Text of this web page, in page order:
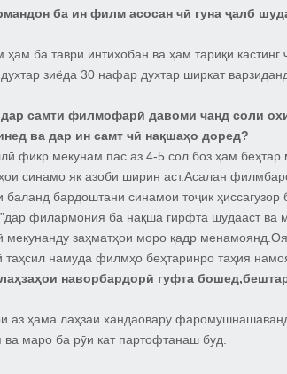
ба ин филм асосан чӣ гуна ҷалб
ба таври интихобан ва ҳам тариқи кастинг
зиёда 30 нафар духтар ширкат
самти филмофарӣ давоми чанд соли
ва дар ин самт чӣ нақшаҳо доред?
фикр мекунам пас аз 4-5 сол боз ҳам
синамо як азоби ширин аст.Асалан
баланд бардоштани синамои тоҷик
филармония ба нақша гирфта шудааст ва
заҳматҳои моро қадр
таҳсил намуда филмҳо беҳтаринро таҳия
наворбардорӣ гуфта
аз ҳама лаҳзаи хандаовару
маро ба рӯи кат партофтанаш буд.